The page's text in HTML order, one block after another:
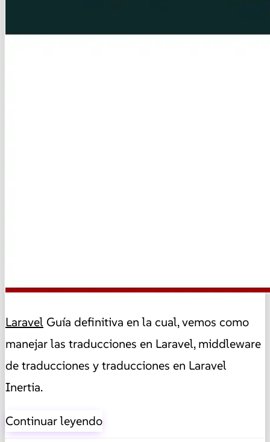
Laravel Guía definitiva en la cual, vemos como
manejar las traducciones en Laravel, middleware
de traducciones y traducciones en Laravel
Inertia.
Continuar leyendo